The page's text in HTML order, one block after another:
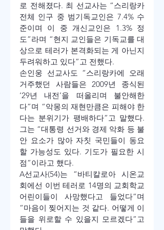
로 전해졌다. 최 선교사는 “스리랑카
전체 인구 중 범기독교인은 7.4% 수
준이며 이 중 개신교인은 1.3% 정
도”라며 “현지 교인들은 기독교를 대
상으로 테러가 본격화되는 게 아닌지
두려워하고 있다”고 전했다.
손인웅 선교사도 “스리랑카에 오래
거주했던 사람들은 2009년 종식된
‘29년 내전’을 떠올리며 불안해한
다”며 “악몽의 재현만큼은 피해야 한
다는 분위기가 팽배하다”고 말했다.
그는 “대통령 선거와 경제 악화 등 불
안 요소가 많아 자칫 국민들이 동요
할 가능성도 있다. 기도가 필요한 시
점”이라고 했다.
A선교사(54)는 “바티칼로아 시온교
회에선 이번 테러로 14명의 교회학교
어린이들이 사망했다고 들었다”며
“마음이 찢어지는 것 같다. 어떻게 이
들을 위로할 수 있을지 모르겠다”고